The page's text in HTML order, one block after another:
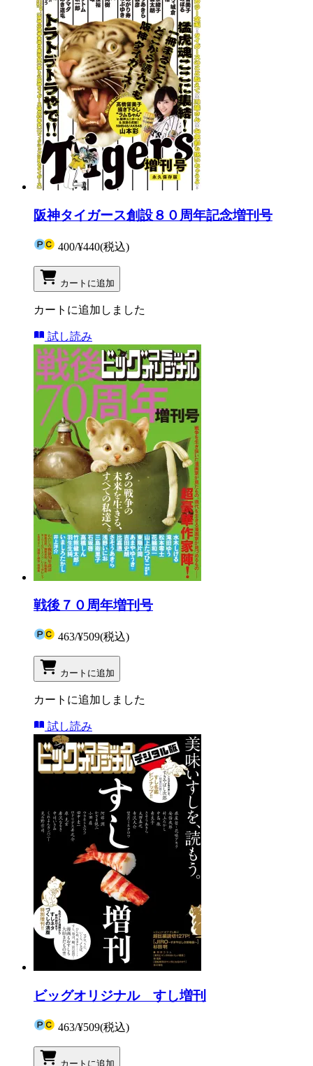
阪神タイガース創設８０周年記念増刊号
400/¥440(税込)
カートに追加
カートに追加しました
試し読み
戦後７０周年増刊号
463/¥509(税込)
カートに追加
カートに追加しました
試し読み
ビッグオリジナル すし増刊
463/¥509(税込)
カートに追加